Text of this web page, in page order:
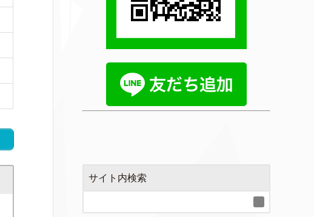
サイト内検索